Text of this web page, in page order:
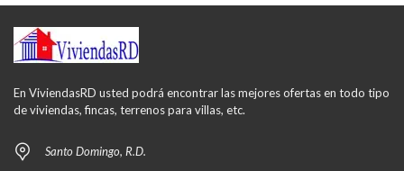
En ViviendasRD usted podrá encontrar las mejores ofertas en todo tipo
de viviendas, fincas, terrenos para villas, etc.
Santo Domingo, R.D.